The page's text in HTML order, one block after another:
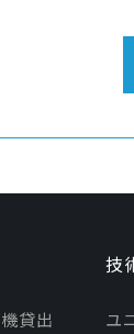
貸出
技
ユ